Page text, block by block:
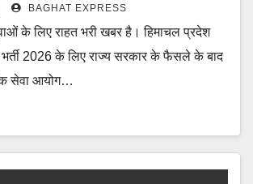
BAGHAT EXPRESS
के लिए राहत भरी खबर है। हिमाचल प्रदेश
2026 के लिए राज्य सरकार के फैसले के बाद
सेवा आयोग…